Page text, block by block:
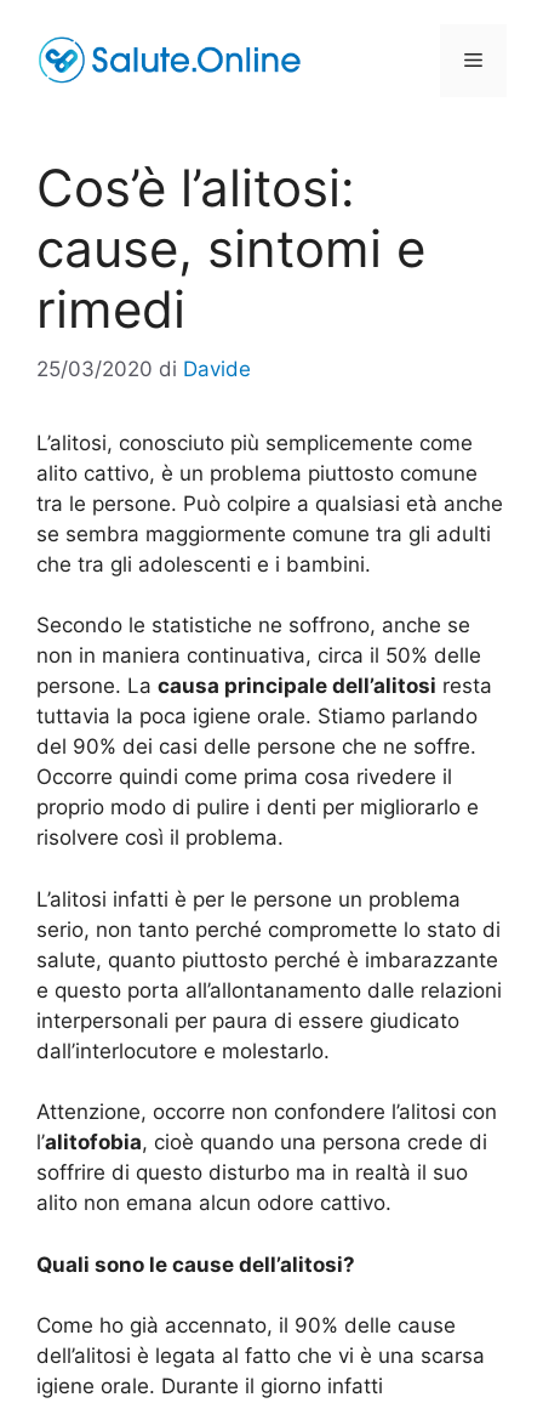
contenuto
Menu
Cos’è l’alitosi:
cause, sintomi e
rimedi
25/03/2020 di Davide
L’alitosi, conosciuto più semplicemente come
alito cattivo, è un problema piuttosto comune
tra le persone. Può colpire a qualsiasi età anche
se sembra maggiormente comune tra gli adulti
che tra gli adolescenti e i bambini.
Secondo le statistiche ne soffrono, anche se
non in maniera continuativa, circa il 50% delle
persone. La causa principale dell’alitosi resta
tuttavia la poca igiene orale. Stiamo parlando
del 90% dei casi delle persone che ne soffre.
Occorre quindi come prima cosa rivedere il
proprio modo di pulire i denti per migliorarlo e
risolvere così il problema.
L’alitosi infatti è per le persone un problema
serio, non tanto perché compromette lo stato di
salute, quanto piuttosto perché è imbarazzante
e questo porta all’allontanamento dalle relazioni
interpersonali per paura di essere giudicato
dall’interlocutore e molestarlo.
Attenzione, occorre non confondere l’alitosi con
l’alitofobia, cioè quando una persona crede di
soffrire di questo disturbo ma in realtà il suo
alito non emana alcun odore cattivo.
Quali sono le cause dell’alitosi?
Come ho già accennato, il 90% delle cause
dell’alitosi è legata al fatto che vi è una scarsa
igiene orale. Durante il giorno infatti